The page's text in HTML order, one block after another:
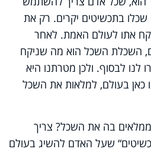
בתכשיטים יקרים. רק את
אתו לעולם האמת. לאחר
השכלת השכל הוא מה שניקח
לנו לבסוף. ולכן מטרתנו היא
כאן בעולם, למלאות את השכל
בה את השכל? צריך
שעל האדם להשיג בעולם